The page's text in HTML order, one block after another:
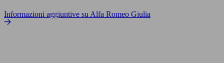
Informazioni aggiuntive su Alfa Romeo Giulia